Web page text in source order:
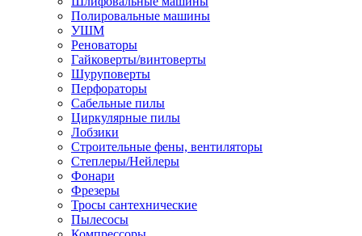
Полировальные машины
УШМ
Реноваторы
Гайковерты/винтоверты
Шуруповерты
Перфораторы
Сабельные пилы
Циркулярные пилы
Лобзики
Строительные фены, вентиляторы
Степлеры/Нейлеры
Фонари
Фрезеры
Тросы сантехнические
Пылесосы